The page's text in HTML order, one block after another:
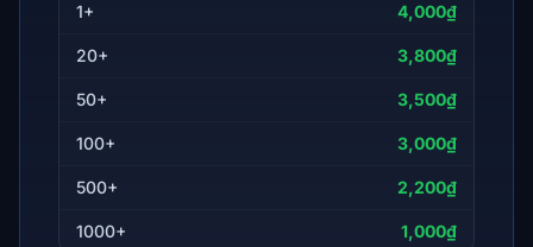
1+ 4,000₫
20+ 3,800₫
50+ 3,500₫
100+ 3,000₫
500+ 2,200₫
1000+ 1,000₫